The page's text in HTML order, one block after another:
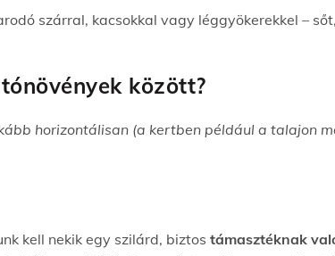
szárral, kacsokkal vagy léggyökerekkel –
között?
horizontálisan (a kertben például a talajon
kell nekik egy szilárd, biztos támasztéknak